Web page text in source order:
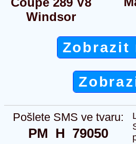
Windsor
Zobrazit
Pošlete SMS ve tvaru:
PM  H  79050